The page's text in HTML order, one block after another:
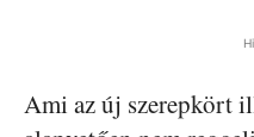
Ami az új szerepkört